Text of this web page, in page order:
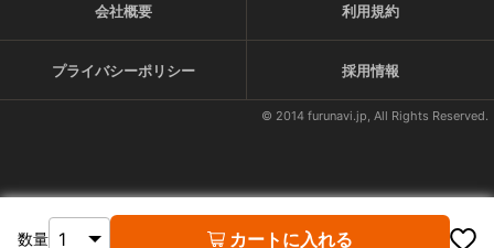
数量 カートに入れる
会社概要 利用規約
プライバシーポリシー 採用情報
© 2014 furunavi.jp, All Rights Reserved.